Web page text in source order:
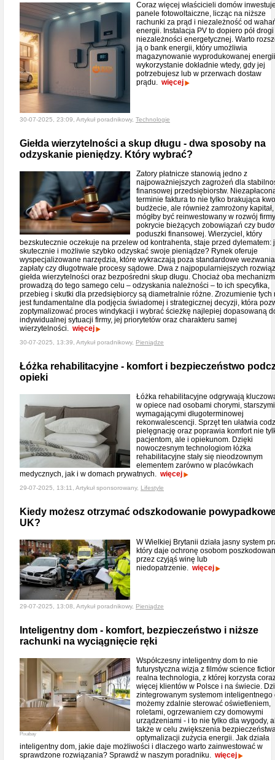
Coraz więcej właścicieli domów
panele fotowoltaiczne, licząc na niższe
rachunki za prąd i niezależność od
energii. Instalacja PV to dopiero pół
niezależności energetycznej. Warto
ją o bank energii, który umożliwia
magazynowanie wyprodukowanej
wykorzystanie dokładnie wtedy, gdy jej
potrzebujesz lub w przerwach dostaw
prądu. więcej
30-07-2025, 23:09, Artykuł poradnikowy, Technologie
Giełda wierzytelności a skup długu - dwa sposoby na
odzyskanie pieniędzy. Który wybrać?
Zatory płatnicze stanowią jedno z
najpoważniejszych zagrożeń dla
finansowej przedsiębiorstw.
terminie faktura to nie tylko brakująca
budżecie, ale również zamrożony
mógłby być reinwestowany w rozwój
pokrycie bieżących zobowiązań czy
poduszki finansowej. Wierzyciel, który
bezskutecznie oczekuje na przelew od kontrahenta, staje przed dylematem:
skutecznie i możliwie szybko odzyskać swoje pieniądze? Rynek oferuje
wyspecjalizowane narzędzia, które wykraczają poza standardowe
zapłaty czy długotrwałe procesy sądowe. Dwa z najpopularniejszych
giełda wierzytelności oraz bezpośredni skup długu. Chociaż oba
prowadzą do tego samego celu – odzyskania należności – to ich specyfika,
przebieg i skutki dla przedsiębiorcy są diametralnie różne. Zrozumienie tych
jest fundamentalne dla podjęcia świadomej i strategicznej decyzji, która
zoptymalizować proces windykacji i wybrać ścieżkę najlepiej dopasowaną
indywidualnej sytuacji firmy, jej priorytetów oraz charakteru samej
wierzytelności. więcej
30-07-2025, 13:39, Artykuł poradnikowy, Pieniądze
Łóżka rehabilitacyjne - komfort i bezpieczeństwo
opieki
Łóżka rehabilitacyjne odgrywają
w opiece nad osobami chorymi,
wymagającymi długoterminowej
rekonwalescencji. Sprzęt ten ułatwia
pielęgnację oraz poprawia komfort nie
pacjentom, ale i opiekunom. Dzięki
nowoczesnym technologiom łóżka
rehabilitacyjne stały się nieodzownym
elementem zarówno w placówkach
medycznych, jak i w domach prywatnych. więcej
29-07-2025, 13:11, Artykuł sponsorowany, Lifestyle
Kiedy możesz otrzymać odszkodowanie
UK?
W Wielkiej Brytanii działa jasny system
który daje ochronę osobom
przez czyjąś winę lub
niedopatrzenie. więcej
29-07-2025, 13:08, Artykuł poradnikowy, Pieniądze
Inteligentny dom - komfort, bezpieczeństwo i niższe
rachunki na wyciągnięcie ręki
Pixabay
Współczesny inteligentny dom to nie
futurystyczna wizja z filmów science
realna technologia, z której korzysta
więcej klientów w Polsce i na świecie.
zintegrowanym systemom inteligentnego
możemy zdalnie sterować oświetleniem,
roletami, ogrzewaniem czy domowymi
urządzeniami - i to nie tylko dla wygody,
także w celu zwiększenia
optymalizacji zużycia energii. Jak działa
inteligentny dom, jakie daje możliwości i dlaczego warto zainwestować w
sprawdzone rozwiązania? Sprawdź w naszym poradniku. więcej